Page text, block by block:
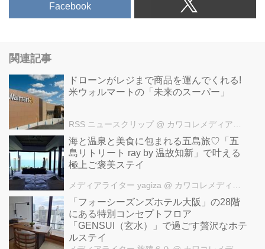
Facebook
関連記事
ドローンがレジまで商品を運んでくれる!
米ウォルマートの「未来のスーパー」
RSS ニュースクリップ @ カワコレメディア編集部
海と温泉と美食に包まれる五島旅♡「五
島リトリート ray by 温故知新」で叶える
極上ご褒美ステイ
メディアライター yagiza @ カワコレメディア編集部
「フォーシーズンズホテル大阪」の28階
にある特別コンセプトフロア
「GENSUI（玄水）」で過ごす贅沢なホテ
ルステイ